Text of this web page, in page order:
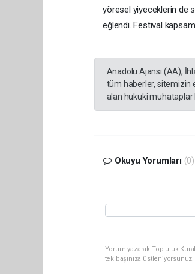
yöresel yiyeceklerin de
eğlendi. Festival
Anadolu Ajansı (AA),
tüm haberler, sitemizin
alan hukuki muhataplar
Okuyu Yorumları (0)
Yorum yazarak Topluluk
tek başınıza